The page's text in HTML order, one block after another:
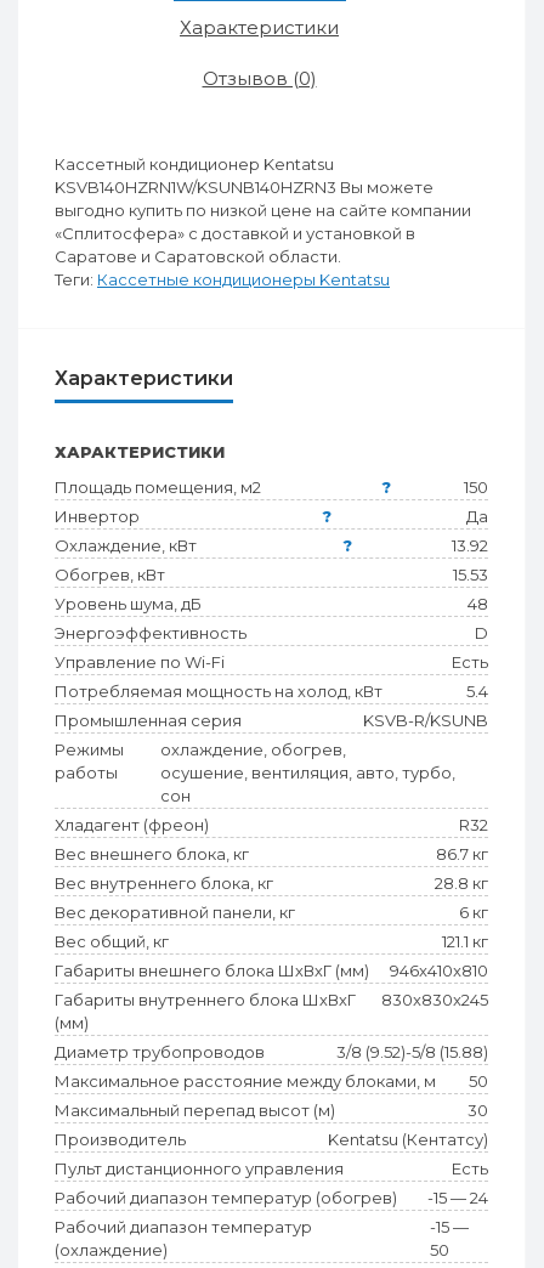
Характеристики
Отзывов (0)
Кассетный кондиционер Kentatsu
KSVB140HZRN1W/KSUNB140HZRN3 Вы можете
выгодно купить по низкой цене на сайте компании
«Сплитосфера» с доставкой и установкой в
Саратове и Саратовской области.
Теги: Кассетные кондиционеры Kentatsu
Характеристики
ХАРАКТЕРИСТИКИ
Площадь помещения, м2
?
150
Инвертор
?
Да
Охлаждение, кВт
?
13.92
Обогрев, кВт
15.53
Уровень шума, дБ
48
Энергоэффективность
D
Управление по Wi-Fi
Есть
Потребляемая мощность на холод, кВт
5.4
Промышленная серия
KSVB-R/KSUNB
Режимы
работы
охлаждение, обогрев,
осушение, вентиляция, авто, турбо,
сон
Хладагент (фреон)
R32
Вес внешнего блока, кг
86.7 кг
Вес внутреннего блока, кг
28.8 кг
Вес декоративной панели, кг
6 кг
Вес общий, кг
121.1 кг
Габариты внешнего блока ШхВхГ (мм)
946x410x810
Габариты внутреннего блока ШхВхГ
(мм)
830x830x245
Диаметр трубопроводов
3/8 (9.52)-5/8 (15.88)
Максимальное расстояние между блоками, м
50
Максимальный перепад высот (м)
30
Производитель
Kentatsu (Кентатсу)
Пульт дистанционного управления
Есть
Рабочий диапазон температур (обогрев)
-15 — 24
Рабочий диапазон температур
(охлаждение)
-15 —
50